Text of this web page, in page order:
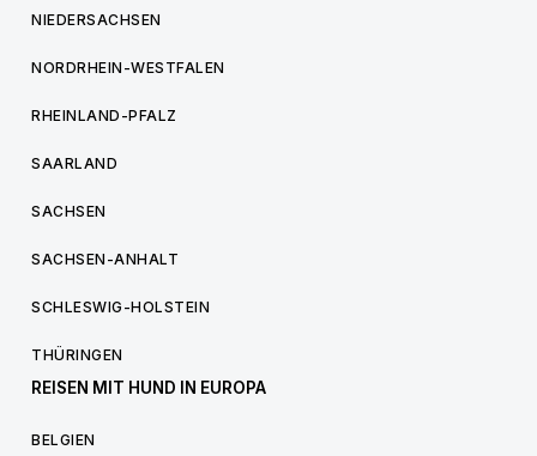
NIEDERSACHSEN
NORDRHEIN-WESTFALEN
RHEINLAND-PFALZ
SAARLAND
SACHSEN
SACHSEN-ANHALT
SCHLESWIG-HOLSTEIN
THÜRINGEN
REISEN MIT HUND IN EUROPA
BELGIEN